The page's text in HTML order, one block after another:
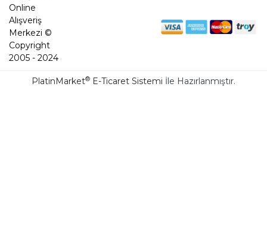
Online
Alışveriş
Merkezi ©
Copyright
2005 - 2024
PlatinMarket® E-Ticaret Sistemi İle Hazırlanmıştır.